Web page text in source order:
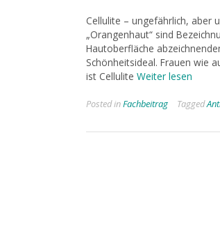
Cellulite – ungefährlich, aber
„Orangenhaut“ sind
Hautoberfläche
Schön­heitsideal. Frauen wie
ist Cellulite Weiter lesen
Posted inFachbeitrag Tagged